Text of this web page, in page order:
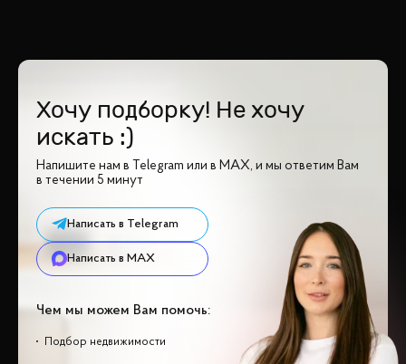
Хочу подборку! Не хочу
искать :)
Напишите нам в Telegram или в MAX, и мы ответим Вам
в течении 5 минут
Написать в Telegram
Написать в MAX
Чем мы можем Вам помочь:
Подбор недвижимости